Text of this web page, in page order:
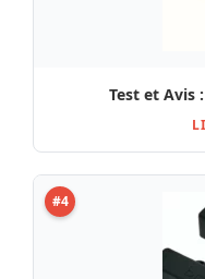
Test et Avis
#4